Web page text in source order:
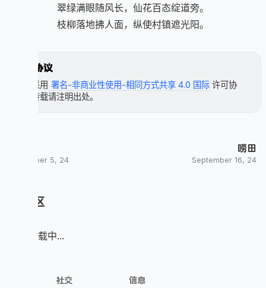
翠绿满眼随风长，仙花百态绽道旁。
枝柳落地拂人面，纵使村镇遮光阳。
许可协议
本文采用 署名-非商业性使用-相同方式共享 4.0 国际 许可协
议，转载请注明出处。
November 5, 24
唠田
September 16, 24
评论区
评论加载中...
社交 信息